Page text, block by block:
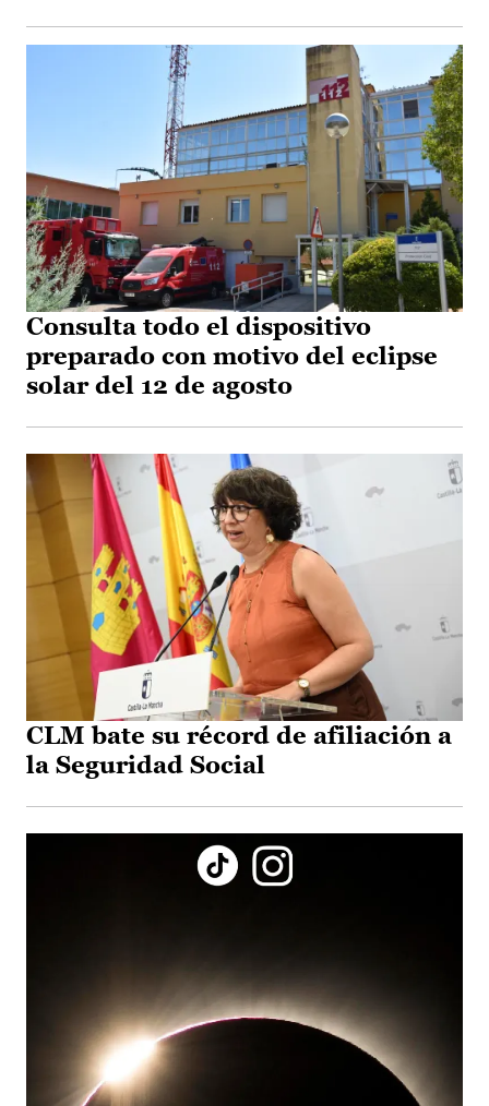
Consulta todo el dispositivo
preparado con motivo del eclipse
solar del 12 de agosto
CLM bate su récord de afiliación a
la Seguridad Social